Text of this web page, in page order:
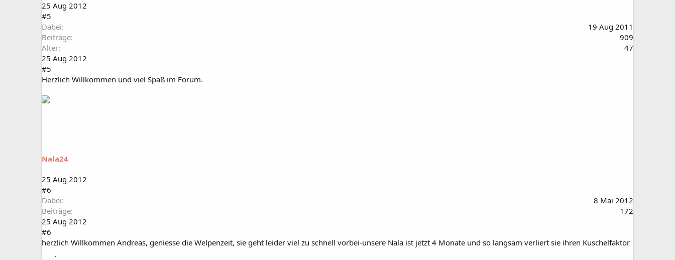
25 Aug 2012
#5
Dabei
19 Aug 2011
Beiträge
909
Alter
47
25 Aug 2012
#5
Herzlich Willkommen und viel Spaß im Forum.
Nala24
25 Aug 2012
#6
Dabei
8 Mai 2012
Beiträge
172
25 Aug 2012
#6
herzlich Willkommen Andreas, geniesse die Welpenzeit, sie geht leider viel zu schnell vorbei-unsere Nala ist jetzt 4 Monate und so langsam verliert sie ihren Kuschelfaktor
.